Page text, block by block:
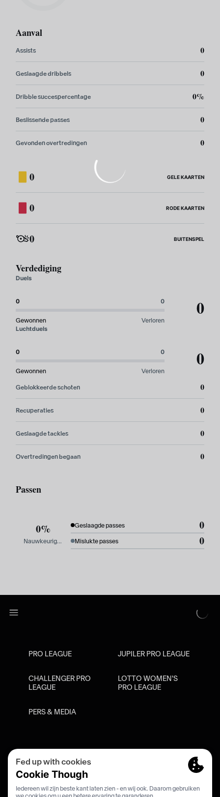
Aanval
Assists 0
Geslaagde dribbels 0
Dribble succespercentage 0%
Beslissende passes 0
Gevonden overtredingen 0
0 GELE KAARTEN
0 RODE KAARTEN
0 BUITENSPEL
Verdediging
Duels
0 0
Gewonnen Verloren
0
Luchtduels
0 0
Gewonnen Verloren
0
Geblokkeerde schoten 0
Recuperaties 0
Geslaagde tackles 0
Overtredingen begaan 0
Passen
0%
Nauwkeurigheid
Geslaagde passes 0
Mislukte passes 0
PRO LEAGUE JUPILER PRO LEAGUE
CHALLENGER PRO
LEAGUE
LOTTO WOMEN'S
PRO LEAGUE
PERS & MEDIA
Cookie Policy
Meldpunt Racisme En Discriminatie